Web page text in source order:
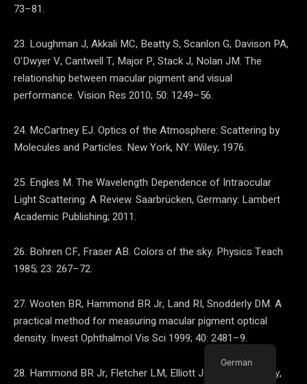
73–81.
23. Loughman J, Akkali MC, Beatty S, Scanlon G, Davison PA,
O’Dwyer V, Cantwell T, Major P, Stack J, Nolan JM. The
relationship between macular pigment and visual
performance. Vision Res 2010; 50: 1249–56.
24. McCartney EJ. Optics of the Atmosphere: Scattering by
Molecules and Particles. New York, NY: Wiley; 1976.
25. Engles M. The Wavelength Dependence of Intraocular
Light Scattering: A Review. Saarbrücken, Germany: Lambert
Academic Publishing; 2011.
26. Bohren CF, Fraser AB. Colors of the sky. Physics Teach
1985; 23: 267–72.
27. Wooten BR, Hammond BR Jr, Land RI, Snodderly DM. A
practical method for measuring macular pigment optical
density. Invest Ophthalmol Vis Sci 1999; 40: 2481–9.
28. Hammond BR Jr, Fletcher LM, Elliott JG. Glare disability,
German